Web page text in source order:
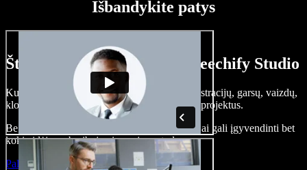
Išbandykite patys
Štai ką galite nuveikti su Speechify Studio
Kurkite įgarsinimus, pridėkite nemokamų iliustracijų, garsų, vaizdų,
klonuokite balsą – kurkite pilnus, įspūdingus projektus.
Be jokių mokymų ir viskas naršyklėje – kūrėjai gali įgyvendinti bet
kokią idėją, neberibojami senųjų metodų.
Paleisti studiją